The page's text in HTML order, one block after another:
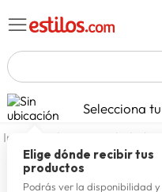
TÉRMINOS MÁS BUSCADOS
1. zapatillas mujer
2. celulares
3. zapatillas hombre
Selecciona
Elige dónde recibir tus
productos
Podrás ver la disponibilidad
alimentos y bebidas
HACIENDA DEL ABUELO